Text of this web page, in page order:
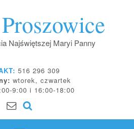
Najświętszej Maryi Panny
516 296 309
wtorek, czwartek
9:00 i 16:00-18:00